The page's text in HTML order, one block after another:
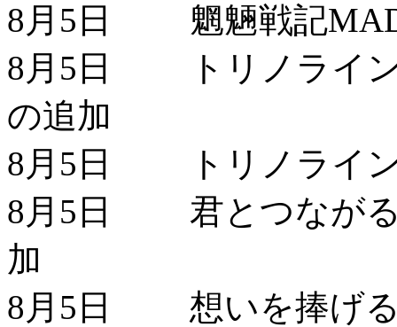
8月5日 魍魎戦記
8月5日 トリノライン
の追加
8月5日 トリノライン
8月5日 君とつながる
加
8月5日 想いを捧げる